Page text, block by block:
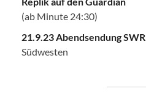
(ab Minute 24:30)
21.9.23 Abendsendung SWR
Südwesten